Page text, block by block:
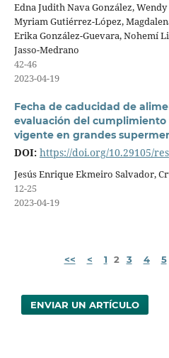
Edna Judith Nava González,
Myriam Gutiérrez-López,
Erika González-Guevara, Nohemí
Jasso-Medrano
42-46
2023-04-19
Fecha de caducidad de
evaluación del
vigente en grandes
DOI: https://doi.org/10.29105/
Jesús Enrique Ekmeiro Salvador,
12-25
2023-04-19
<<
< 1 2 3 4 5
ENVIAR UN ARTÍCULO